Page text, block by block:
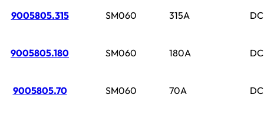
9005805.315 SM060 315A
9005805.180 SM060 180A
9005805.70 SM060 70A